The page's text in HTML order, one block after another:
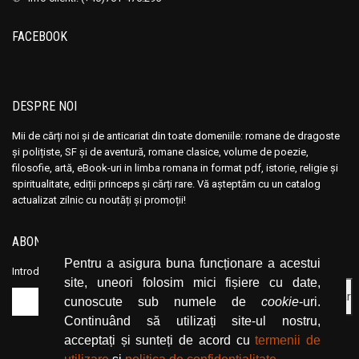
Pentru a asigura buna funcționare a acestui
site, uneori folosim mici fișiere cu date,
cunoscute sub numele de cookie-uri.
Continuând să utilizați site-ul nostru,
acceptați și sunteți de acord cutermenii de
Ana Maria Marin
Anais Nin
Anatolie Panis
Andocide
Andre Bejin
Andre Castelot
Andre Leroi-Gourhan
Andre Malraux
Andre Maurois
Andre Theuriet
Ana Maria Marin
Anais Nin
Anatolie Panis
Andocide
Andre Bejin
Andre Castelot
Andre Leroi-Gourhan
Andre Malraux
Andre Maurois
Andre Theuriet
FACEBOOK
DESPRE NOI
Mii de cărți noi și de anticariat din toate domeniile: romane de dragoste
și polițiste, SF și de aventură, romane clasice, volume de poezie,
filosofie, artă, eBook-uri in limba romana in format pdf, istorie, religie și
spiritualitate, ediții princeps și cărți rare. Vă așteptăm cu un catalog
actualizat zilnic cu noutăți și promoții!
ABONEAZĂ-TE LA NEWSLETTER
Introduceți adresa dvs. de email și dați click pe butonul de abonare.